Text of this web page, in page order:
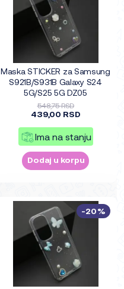
Maska STICKER za Samsung
S921B/S931B Galaxy S24
5G/S25 5G DZ05
548,75 RSD
439,00 RSD
Ima na stanju
Dodaj u korpu
-20%